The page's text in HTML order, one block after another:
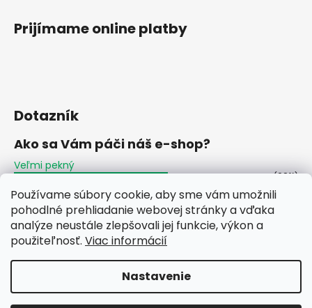
Používame súbory cookie, aby sme vám umožnili
pohodlné prehliadanie webovej stránky a vďaka
analýze neustále zlepšovali jej funkcie, výkon a
použiteľnosť. Viac informácií
Nastavenie
Prijímame online platby
Dotazník
Ako sa Vám páči náš e-shop?
Veľmi pekný
(60%)
Ujde to
Nepáči sa mi